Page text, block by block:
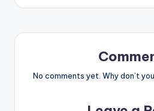
No comments yet. Why don’t